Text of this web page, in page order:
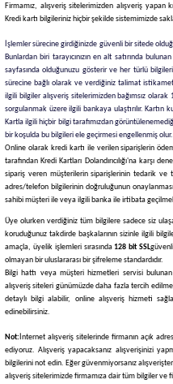
Firmamız, alışveriş sitelerimizden alışveriş yapan
Kredi kartı bilgileriniz hiçbir şekilde sistemimizde
İşlemler sürecine girdiğinizde güvenli bir sitede
Bunlardan biri tarayıcınızın en alt satırında
sayfasında olduğunuzu gösterir ve her türlü
sürecine bağlı olarak ve verdiğiniz talimat
ilgili bilgiler alışveriş sitelerimizden bağımsız
sorgulanmak üzere ilgili bankaya ulaştırılır. Kartın
Kartla ilgili hiçbir bilgi tarafımızdan
bir koşulda bu bilgileri ele geçirmesi engellenmiş olur.
Online olarak kredi kartı ile verilen siparişlerin
tarafından Kredi Kartları Dolandırıcılığı'na karşı
sipariş veren müşterilerin siparişlerinin tedarik ve
adres/telefon bilgilerinin doğruluğunun
sahibi müşteri ile veya ilgili banka ile irtibata
Üye olurken verdiğiniz tüm bilgilere sadece siz
koruduğunuz takdirde başkalarının sizinle ilgili
amaçla, üyelik işlemleri sırasında 128 bit SSL
olmayan bir uluslararası bir şifreleme standardıdır.
Bilgi hattı veya müşteri hizmetleri servisi
alışveriş siteleri günümüzde daha fazla tercih
detaylı bilgi alabilir, online alışveriş hizmeti
edinebilirsiniz.
Not: İnternet alışveriş sitelerinde firmanın açık
ediyoruz. Alışveriş yapacaksanız alışverişinizi
bilgilerini not edin. Eğer güvenmiyorsanız
alışveriş sitelerimizde firmamıza dair tüm bilgiler ve